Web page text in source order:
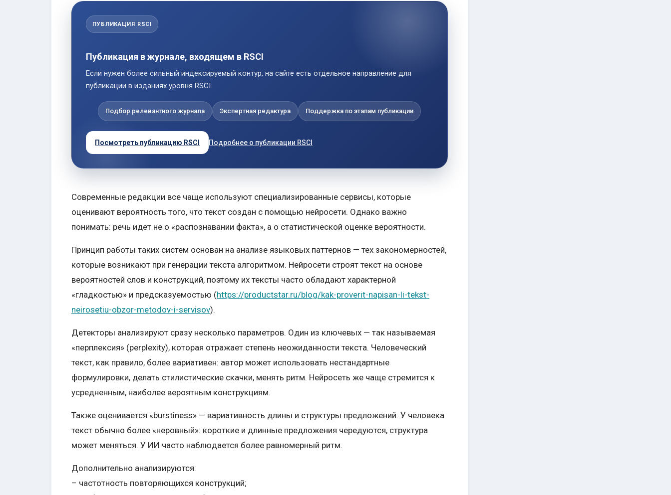
ПУБЛИКАЦИЯ RSCI
Публикация в журнале, входящем в RSCI
Если нужен более сильный индексируемый контур, на сайте есть отдельное направление для
публикации в изданиях уровня RSCI.
Подбор релевантного журнала Экспертная редактура Поддержка по этапам публикации
Посмотреть публикацию RSCI Подробнее о публикации RSCI
Современные редакции все чаще используют специализированные сервисы, которые
оценивают вероятность того, что текст создан с помощью нейросети. Однако важно
понимать: речь идет не о «распознавании факта», а о статистической оценке вероятности.
Принцип работы таких систем основан на анализе языковых паттернов — тех закономерностей,
которые возникают при генерации текста алгоритмом. Нейросети строят текст на основе
вероятностей слов и конструкций, поэтому их тексты часто обладают характерной
«гладкостью» и предсказуемостью (https://productstar.ru/blog/kak-proverit-napisan-li-tekst-
neirosetiu-obzor-metodov-i-servisov).
Детекторы анализируют сразу несколько параметров. Один из ключевых — так называемая
«перплексия» (perplexity), которая отражает степень неожиданности текста. Человеческий
текст, как правило, более вариативен: автор может использовать нестандартные
формулировки, делать стилистические скачки, менять ритм. Нейросеть же чаще стремится к
усредненным, наиболее вероятным конструкциям.
Также оценивается «burstiness» — вариативность длины и структуры предложений. У человека
текст обычно более «неровный»: короткие и длинные предложения чередуются, структура
может меняться. У ИИ часто наблюдается более равномерный ритм.
Дополнительно анализируются:
– частотность повторяющихся конструкций;